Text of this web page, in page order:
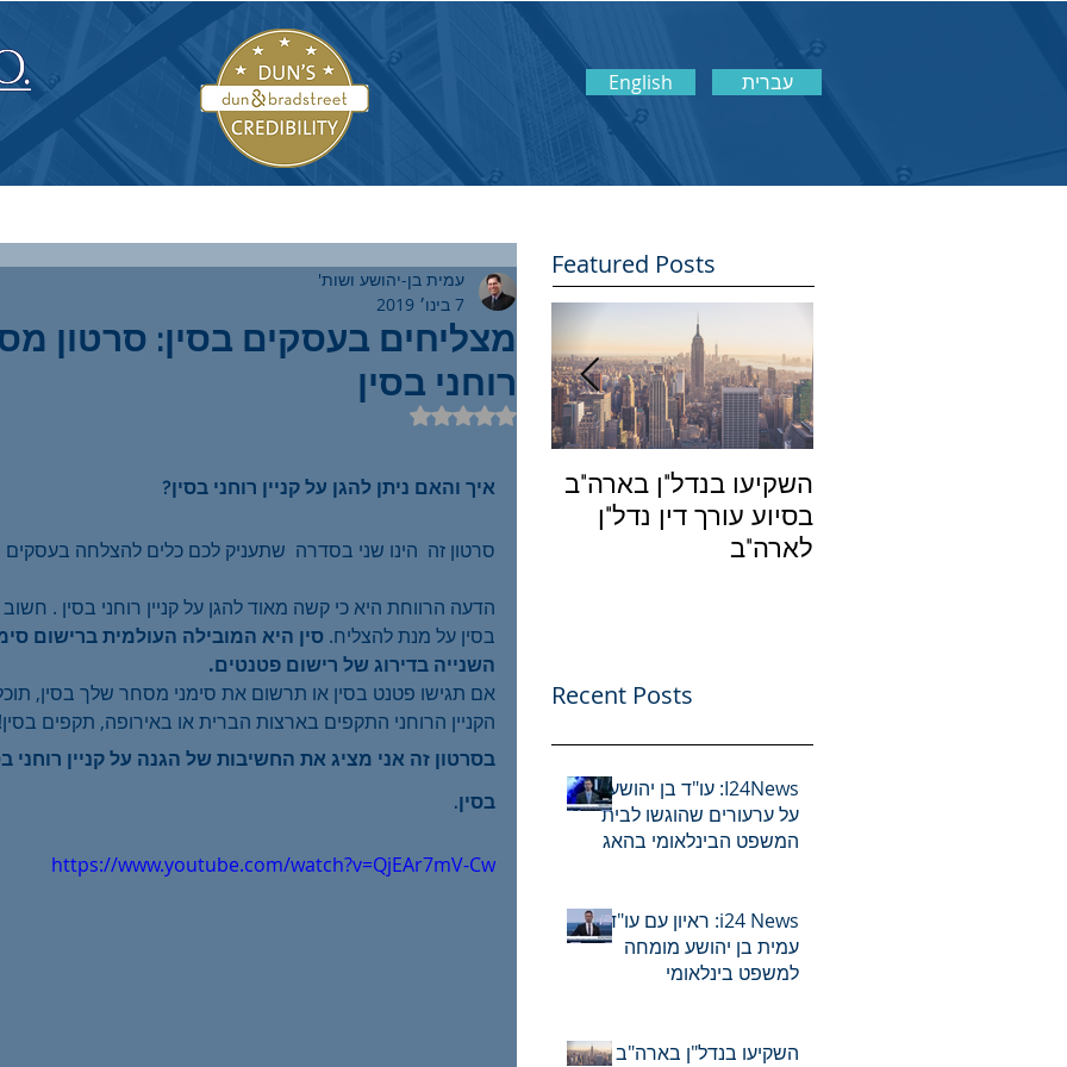
English עברית
רוחני בסין
עמית בן-יהושע ושות'
7 בינו׳ 2019
דירוג של NaN מתוך 5 כוכבים
איך והאם ניתן להגן על קניין רוחני בסין?
סרטון זה  הינו שני בסדרה  שתעניק לכם כלים להצלחה בעסקים
הדעה הרווחת היא כי קשה מאוד להגן על קניין רוחני בסין . חשוב
בסין על מנת להצליח. סין היא המובילה העולמית ברישום
השנייה בדירוג של רישום פטנטים.
אם תגישו פטנט בסין או תרשום את סימני מסחר שלך בסין,
הקניין הרוחני התקפים בארצות הברית או באירופה, תקפים בסין!
בסרטון זה אני מציג את החשיבות של הגנה על קניין רוחני
בסין.
https://www.youtube.com/watch?v=QjEAr7mV-Cw
Featured Posts
השקיעו בנדל"ן בארה"ב
בסיוע עורך דין נדל"ן
לארה"ב
מה היא תכנית חמש
עסקית בסין של החברה
מה היתרונות של יישוב
ODR
Recent Posts
I24News: עו"ד בן יהושע
על ערעורים שהוגשו לבית
המשפט הבינלאומי בהאג
גלנט
i24 News: ראיון עם עו"ד
עמית בן יהושע מומחה
למשפט בינלאומי
השקיעו בנדל"ן בארה"ב